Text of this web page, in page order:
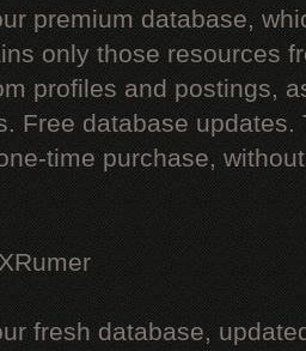
premium database,
only those resources
profiles and postings,
Free database updates.
time purchase,
fresh database,